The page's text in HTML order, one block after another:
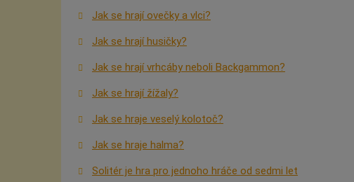
Jak se hrají ovečky a vlci?
Jak se hrají husičky?
Jak se hrají vrhcáby neboli Backgammon?
Jak se hrají žížaly?
Jak se hraje veselý kolotoč?
Jak se hraje halma?
Solitér je hra pro jednoho hráče od sedmi let